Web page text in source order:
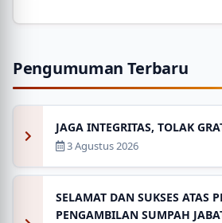
Pengumuman Terbaru
JAGA INTEGRITAS, TOLAK
3 Agustus 2026
SELAMAT DAN SUKSES ATAS
PENGAMBILAN SUMPAH